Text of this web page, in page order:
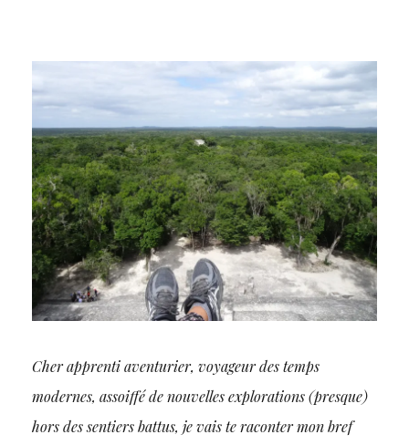
Cher apprenti aventurier, voyageur des temps
modernes, assoiffé de nouvelles explorations (presque)
hors des sentiers battus, je vais te raconter mon bref